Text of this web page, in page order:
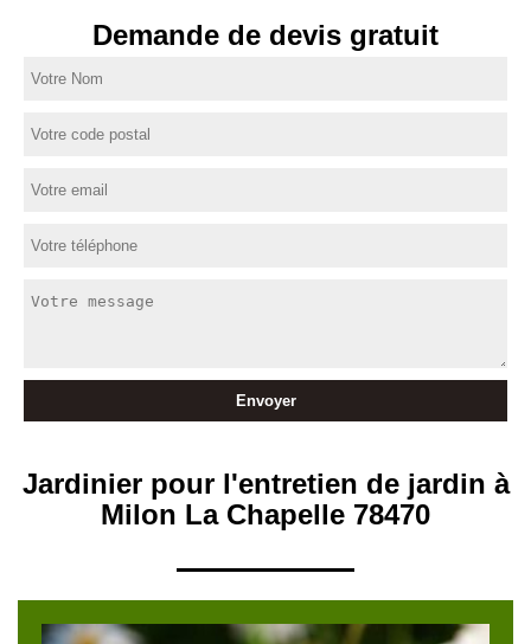
Demande de devis gratuit
Jardinier pour l'entretien de jardin à
Milon La Chapelle 78470